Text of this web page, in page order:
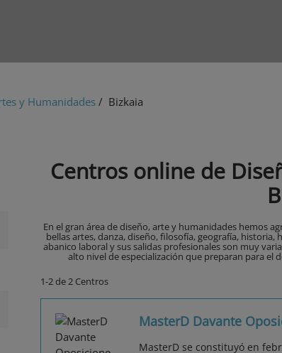
y Humanidades / Bizkaia
Centros online de
En el gran área de diseño, arte y humanidades hemos
bellas artes, danza, diseño, filosofía, geografía,
abanico laboral y sus salidas profesionales son muy
alto nivel de especialización que preparan para el
1-2 de 2 Centros
MasterD Davante
MasterD se constituyó en